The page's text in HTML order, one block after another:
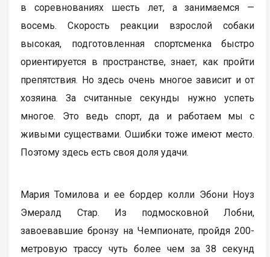
в соревнованиях шесть лет, а занимаемся —
восемь. Скорость реакции взрослой собаки
высокая, подготовленная спортсменка быстро
ориентируется в пространстве, знает, как пройти
препятствия. Но здесь очень многое зависит и от
хозяина. За считанные секунды нужно успеть
многое. Это ведь спорт, да и работаем мы с
живыми существами. Ошибки тоже имеют место.
Поэтому здесь есть своя доля удачи.
Мария Томилова и ее бордер колли Эбони Ноуз
Эмералд Стар. Из подмосковной Лобни,
завоевавшие бронзу на Чемпионате, пройдя 200-
метровую трассу чуть более чем за 38 секунд